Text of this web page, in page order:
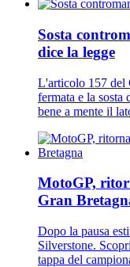
Sosta
dice la legge
L'articolo 157 del
fermata e la sosta
bene a mente il
MotoGP,
Gran
Dopo la pausa
Silverstone.
tappa del